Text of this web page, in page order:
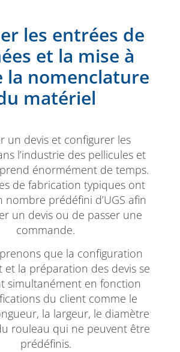
les entrées de
et la mise à
la nomenclature
matériel
un devis et configurer les
l’industrie des pellicules et
énormément de temps.
de fabrication typiques ont
nombre prédéfini d’UGS afin
un devis ou de passer une
commande.
que la configuration
et la préparation des devis se
simultanément en fonction
du client comme le
la largeur, le diamètre
rouleau qui ne peuvent être
prédéfinis.